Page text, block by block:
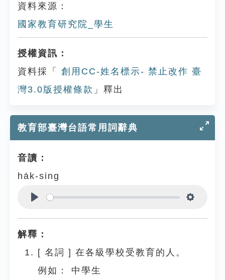
資料來源：
國家教育研究院_學生
授權資訊：
資料採「
創用CC-姓名標示- 禁止改作 臺
灣3.0版授權條款 」釋出
教育部臺灣台語常用詞辭典
音讀：
ha̍k-sing
解釋：
[ 名詞 ] 在各級學校受教育的人。
例如：
中學生